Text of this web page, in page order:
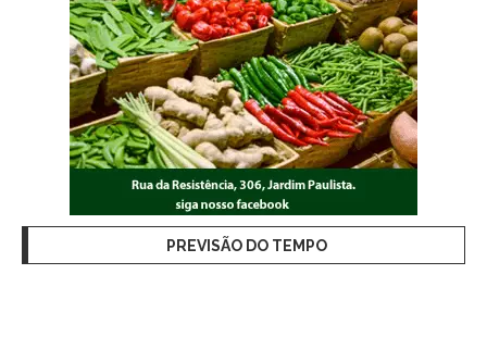
PREVISÃO DO TEMPO